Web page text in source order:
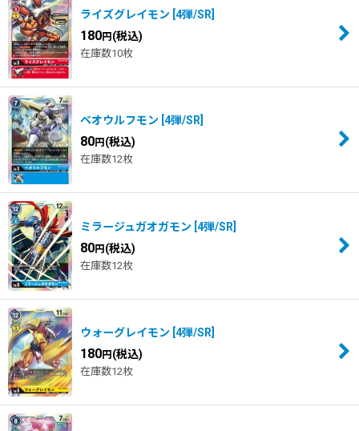
ライズグレイモン 4弾/SR
180円 (税込)
在庫数10枚
ベオウルフモン 4弾/SR
80円 (税込)
在庫数12枚
ミラージュガオガモン 4弾/SR
80円 (税込)
在庫数12枚
ウォーグレイモン 4弾/SR
180円 (税込)
在庫数12枚